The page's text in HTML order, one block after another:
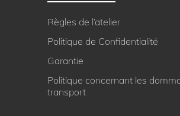
Règles de l’atelier
Politique de Confidentialité
Garantie
Politique concernant les
transport